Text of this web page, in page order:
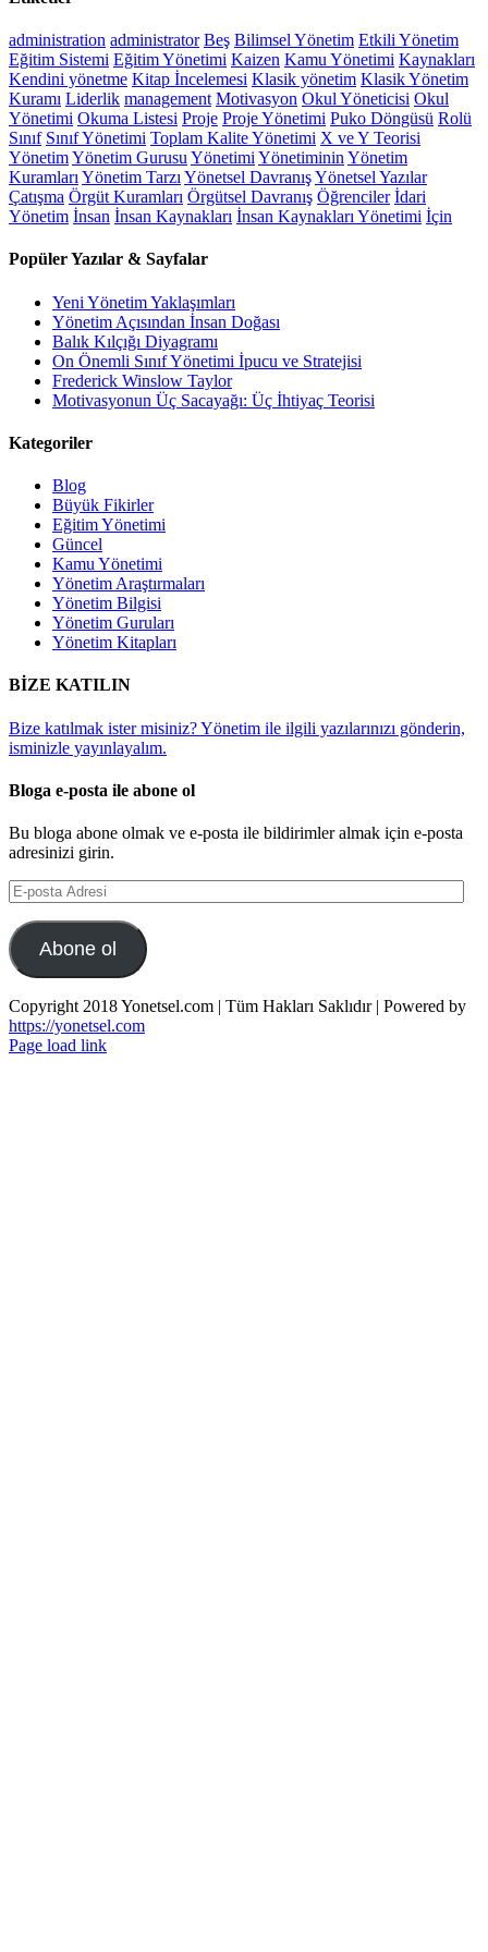
administration administrator Beş Bilimsel Yönetim Etkili Yönetim
Eğitim Sistemi Eğitim Yönetimi Kaizen Kamu Yönetimi Kaynakları
Kendini yönetme Kitap İncelemesi Klasik yönetim Klasik Yönetim
Kuramı Liderlik management Motivasyon Okul Yöneticisi Okul
Yönetimi Okuma Listesi Proje Proje Yönetimi Puko Döngüsü Rolü
Sınıf Sınıf Yönetimi Toplam Kalite Yönetimi X ve Y Teorisi
YönetimYönetim Gurusu Yönetimi Yönetiminin Yönetim
Kuramları Yönetim Tarzı Yönetsel DavranışYönetsel Yazılar
Çatışma Örgüt Kuramları Örgütsel Davranış Öğrenciler İdari
Yönetim İnsan İnsan Kaynakları İnsan Kaynakları Yönetimi İçin
Popüler Yazılar & Sayfalar
Yeni Yönetim Yaklaşımları
Yönetim Açısından İnsan Doğası
Balık Kılçığı Diyagramı
On Önemli Sınıf Yönetimi İpucu ve Stratejisi
Frederick Winslow Taylor
Motivasyonun Üç Sacayağı: Üç İhtiyaç Teorisi
Kategoriler
Blog
Büyük Fikirler
Eğitim Yönetimi
Güncel
Kamu Yönetimi
Yönetim Araştırmaları
Yönetim Bilgisi
Yönetim Guruları
Yönetim Kitapları
BİZE KATILIN
Bize katılmak ister misiniz? Yönetim ile ilgili yazılarınızı gönderin,
isminizle yayınlayalım.
Bloga e-posta ile abone ol
Bu bloga abone olmak ve e-posta ile bildirimler almak için e-posta
adresinizi girin.
E-
posta
Adresi
Abone ol
pinco oyunu
Copyright 2018 Yonetsel.com | Tüm Hakları Saklıdır | Powered by
https://yonetsel.com
Facebook
X
Instagram
Page load link